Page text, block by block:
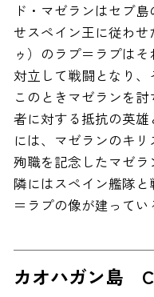
ド・マゼランはセブ
せスペイン王に従わ
ゥ）のラプ＝ラプは
対立して戦闘となり、
このときマゼランを
者に対する抵抗の英
には、マゼランのキ
殉職を記念したマゼ
隣にはスペイン艦隊
＝ラプの像が建ってい
カオハガン島